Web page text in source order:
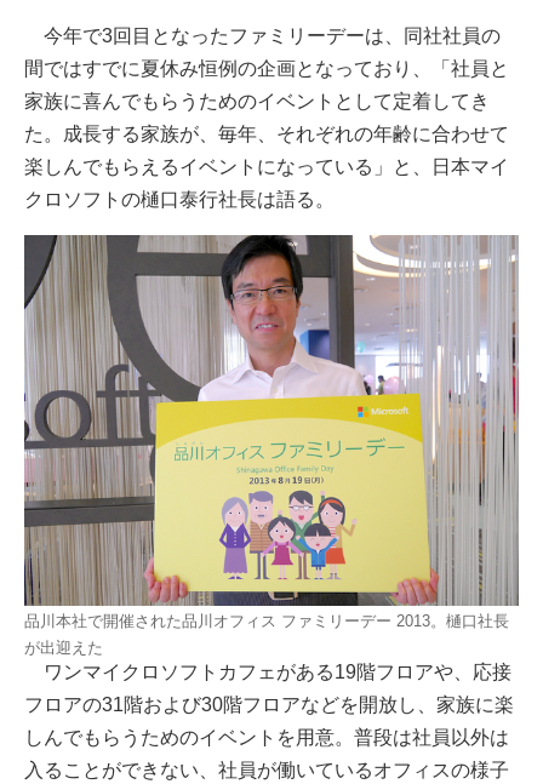
今年で3回目となったファミリーデーは、同社社員の
間ではすでに夏休み恒例の企画となっており、「社員と
家族に喜んでもらうためのイベントとして定着してき
た。成長する家族が、毎年、それぞれの年齢に合わせて
楽しんでもらえるイベントになっている」と、日本マイ
クロソフトの樋口泰行社長は語る。
品川本社で開催された品川オフィス ファミリーデー 2013。樋口社長
が出迎えた
ワンマイクロソフトカフェがある19階フロアや、応接
フロアの31階および30階フロアなどを開放し、家族に楽
しんでもらうためのイベントを用意。普段は社員以外は
入ることができない、社員が働いているオフィスの様子